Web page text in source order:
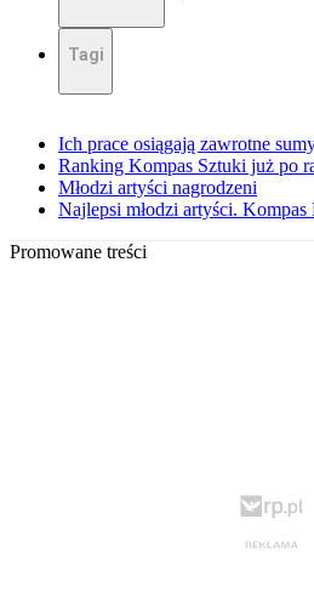
Tagi
Ich prace osiągają zawrotne
Ranking Kompas Sztuki już po
Młodzi artyści nagrodzeni
Najlepsi młodzi artyści. Kompas
Promowane treści